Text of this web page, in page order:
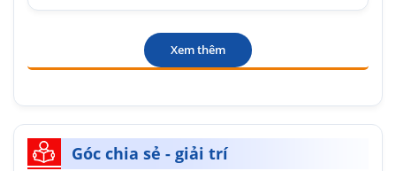
Xem thêm
Góc chia sẻ - giải trí